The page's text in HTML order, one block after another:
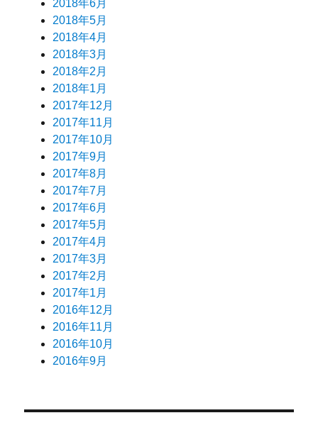
2018年6月
2018年5月
2018年4月
2018年3月
2018年2月
2018年1月
2017年12月
2017年11月
2017年10月
2017年9月
2017年8月
2017年7月
2017年6月
2017年5月
2017年4月
2017年3月
2017年2月
2017年1月
2016年12月
2016年11月
2016年10月
2016年9月